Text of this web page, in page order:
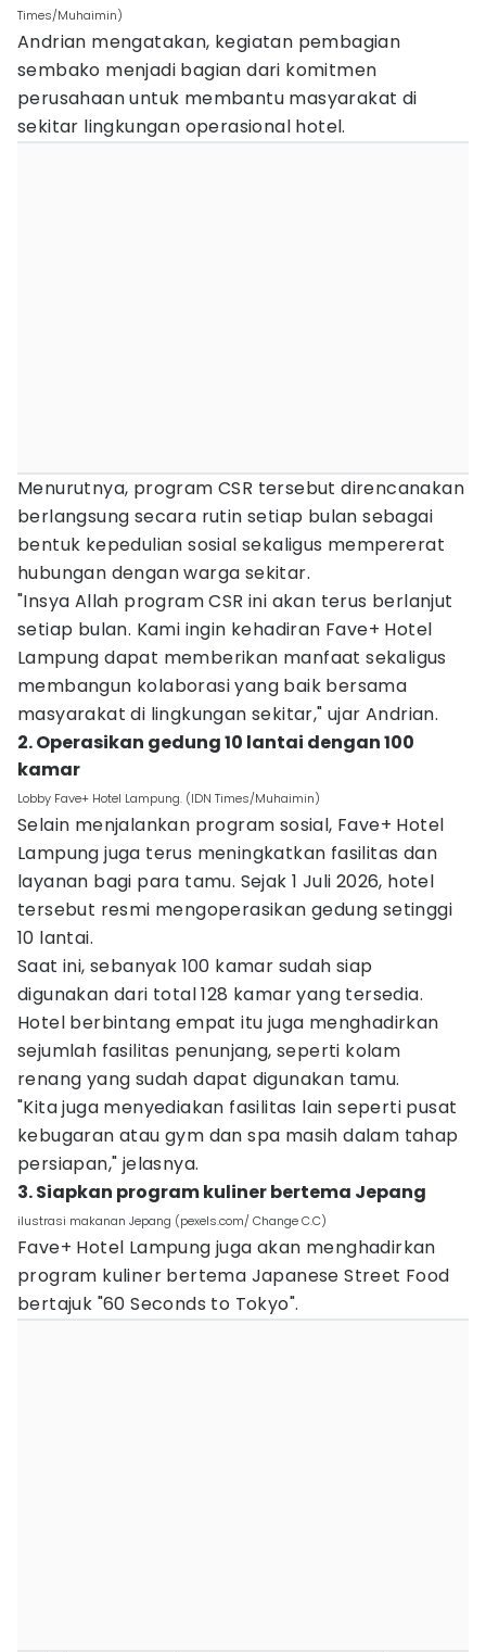
Times/Muhaimin)
Andrian mengatakan, kegiatan pembagian
sembako menjadi bagian dari komitmen
perusahaan untuk membantu masyarakat di
sekitar lingkungan operasional hotel.
Menurutnya, program CSR tersebut direncanakan
berlangsung secara rutin setiap bulan sebagai
bentuk kepedulian sosial sekaligus mempererat
hubungan dengan warga sekitar.
"Insya Allah program CSR ini akan terus berlanjut
setiap bulan. Kami ingin kehadiran Fave+ Hotel
Lampung dapat memberikan manfaat sekaligus
membangun kolaborasi yang baik bersama
masyarakat di lingkungan sekitar," ujar Andrian.
2. Operasikan gedung 10 lantai dengan 100
kamar
Lobby Fave+ Hotel Lampung. (IDN Times/Muhaimin)
Selain menjalankan program sosial, Fave+ Hotel
Lampung juga terus meningkatkan fasilitas dan
layanan bagi para tamu. Sejak 1 Juli 2026, hotel
tersebut resmi mengoperasikan gedung setinggi
10 lantai.
Saat ini, sebanyak 100 kamar sudah siap
digunakan dari total 128 kamar yang tersedia.
Hotel berbintang empat itu juga menghadirkan
sejumlah fasilitas penunjang, seperti kolam
renang yang sudah dapat digunakan tamu.
"Kita juga menyediakan fasilitas lain seperti pusat
kebugaran atau gym dan spa masih dalam tahap
persiapan," jelasnya.
3. Siapkan program kuliner bertema Jepang
ilustrasi makanan Jepang (pexels.com/ Change C.C)
Fave+ Hotel Lampung juga akan menghadirkan
program kuliner bertema Japanese Street Food
bertajuk "60 Seconds to Tokyo".